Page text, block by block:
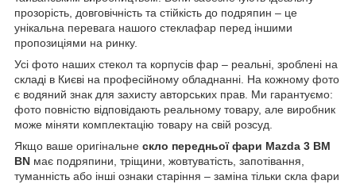
прозорість, довговічність та стійкість до подряпин – це
унікальна перевага нашого стеклафар перед іншими
пропозиціями на ринку.
Усі фото наших стекол та корпусів фар – реальні, зроблені на
складі в Києві на професійному обладнанні. На кожному фото
є водяний знак для захисту авторських прав. Ми гарантуємо:
фото повністю відповідають реальному товару, але виробник
може міняти комплектацію товару на свій розсуд.
Якщо ваше оригінальне скло передньої фари Mazda 3 BM
BN має подряпини, тріщини, жовтуватість, запотівання,
туманність або інші ознаки старіння – заміна тільки скла фари